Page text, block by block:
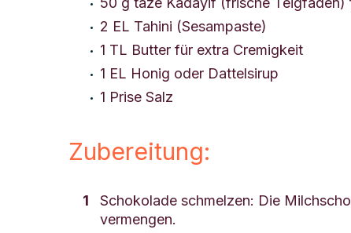
2 EL Tahini (Sesampaste)
1 TL Butter für extra Cremigkeit
1 EL Honig oder Dattelsirup
1 Prise Salz
Zubereitung:
Schokolade schmelzen: Die
vermengen.